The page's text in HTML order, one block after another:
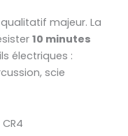
majeur. La
10 minutes
électriques :
scie